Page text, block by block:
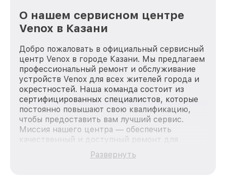
О нашем сервисном центре
Venox в Казани
Добро пожаловать в официальный сервисный
центр Venox в городе Казани. Мы предлагаем
профессиональный ремонт и обслуживание
устройств Venox для всех жителей города и
окрестностей. Наша команда состоит из
сертифицированных специалистов, которые
постоянно повышают свою квалификацию,
чтобы предоставить вам лучший сервис.
Миссия нашего центра — обеспечить
качественный и доступный ремонт для
каждого пользователя продукции Venox, вне
зависимости от сложности поломки. Мы
Развернуть